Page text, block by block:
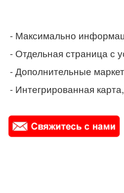
- Максимально
- Отдельная страница с
- Дополнительные
- Интегрированная